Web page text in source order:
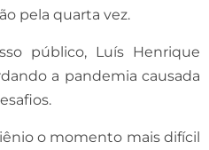
pela quarta vez.
público, Luís Henrique
a pandemia causada
o momento mais difícil